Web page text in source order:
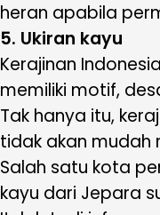
heran apabila
5. Ukiran kayu
Kerajinan
memiliki motif,
Tak hanya itu,
tidak akan mudah
Salah satu kota
kayu dari Jepara